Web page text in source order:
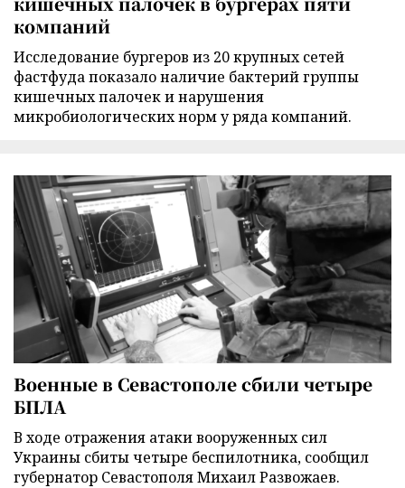
компаний
Исследование бургеров из 20 крупных сетей
фастфуда показало наличие бактерий группы
кишечных палочек и нарушения
микробиологических норм у ряда компаний.
Военные в Севастополе сбили четыре
БПЛА
В ходе отражения атаки вооруженных сил
Украины сбиты четыре беспилотника, сообщил
губернатор Севастополя Михаил Развожаев.